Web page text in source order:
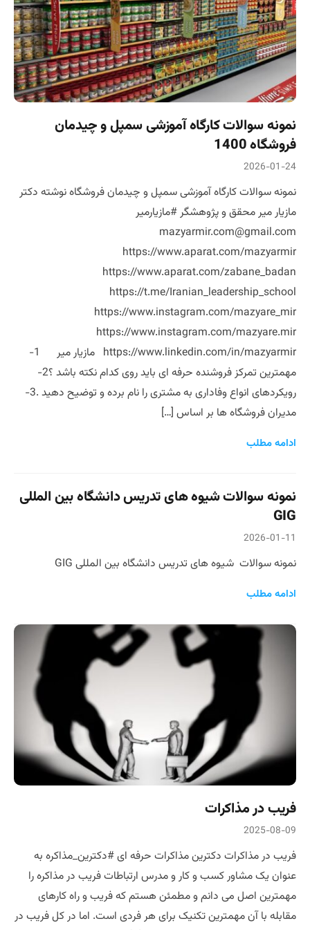
نمونه سوالات کارگاه آموزشی سمپل و چیدمان
فروشگاه 1400
2026-01-24
نمونه سوالات کارگاه آموزشی سمپل و چیدمان فروشگاه نوشته دکتر
مازیار میر محقق و پژوهشگر #مازیارمیر
mazyarmir.com@gmail.com
https://www.aparat.com/mazyarmir
https://www.aparat.com/zabane_badan
https://t.me/Iranian_leadership_school
https://www.instagram.com/mazyare_mir
https://www.instagram.com/mazyare.mir
https://www.linkedin.com/in/mazyarmir مازیار میر 1-
مهمترین تمرکز فروشنده حرفه ای باید روی کدام نکته باشد ؟2-
رویکردهای انواع وفاداری به مشتری را نام برده و توضیح دهید .3-
مدیران فروشگاه ها بر اساس […]
ادامه مطلب
نمونه سوالات شیوه های تدریس دانشگاه بین المللی
GIG
2026-01-11
نمونه سوالات شیوه های تدریس دانشگاه بین المللی GIG
ادامه مطلب
فریب در مذاکرات
2025-08-09
فریب در مذاکرات دکترین مذاکرات حرفه ای #دکترین_مذاکره به
عنوان یک مشاور کسب و کار و مدرس ارتباطات فريب در مذاکره را
مهمترین اصل می دانم و مطمئن هستم که فریب و راه کارهای
مقابله با آن مهمترین تکنیک برای هر فردی است. اما در کل فریب در